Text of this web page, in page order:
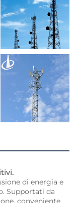
di energia e
Supportati da
conveniente